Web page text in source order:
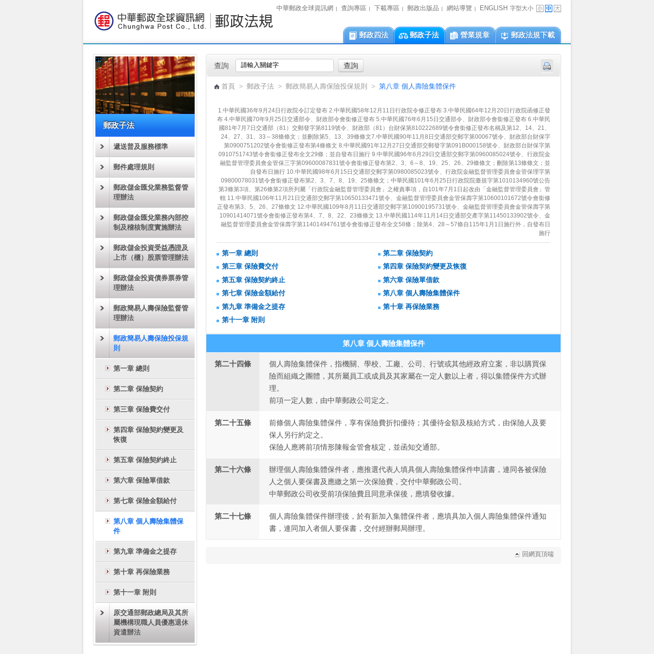
跳到主要內容區塊 中華郵政全球資訊網 | 查詢專區 | 下載專區 | 郵政出版品 | 網站導覽 | ENGLISH 字型大小
郵政四法 郵政子法 營業規章 郵政法規下載
:::
郵政子法
遞送普及服務標準
郵件處理規則
郵政儲金匯兌業務監督管
理辦法
郵政儲金匯兌業務內部控
制及稽核制度實施辦法
郵政儲金投資受益憑證及
上市（櫃）股票管理辦法
郵政儲金投資債券票券管
理辦法
郵政簡易人壽保險監督管
理辦法
郵政簡易人壽保險投保規
則
第一章 總則
第二章 保險契約
第三章 保險費交付
第四章 保險契約變更及
恢復
第五章 保險契約終止
第六章 保險單借款
第七章 保險金額給付
第八章 個人壽險集體保
件
第九章 準備金之提存
第十章 再保險業務
第十一章 附則
原交通部郵政總局及其所
屬機構現職人員優惠退休
資遣辦法
查詢
首頁 > 郵政子法 > 郵政簡易人壽保險投保規則 > 第八章 個人壽險集體保件
1.中華民國36年9月24日行政院令訂定發布 2.中華民國58年12月11日行政院令修正發布 3.中華民國64年12月20日行政院函修正發
布 4.中華民國70年9月25日交通部令、財政部令會銜修正發布 5.中華民國76年6月15日交通部令、財政部令會銜修正發布 6.中華民
國81年7月7日交通部（81）交郵發字第8119號令、財政部（81）台財保第810222689號令會銜修正發布名稱及第12、14、21、
24、27、31、33～38條條文；並刪除第5、13、39條條文7.中華民國90年11月8日交通部交郵字第00067號令、財政部台財保字
第0900751202號令會銜修正發布第4條條文 8.中華民國91年12月27日交通部交郵發字第091B000158號令、財政部台財保字第
0910751743號令會銜修正發布全文29條；並自發布日施行 9.中華民國96年6月29日交通部交郵字第0960085024號令、行政院金
融監督管理委員會金管保三字第09600087831號令會銜修正發布第2、3、6～8、19、25、26、29條條文；刪除第13條條文；並
自發布日施行 10.中華民國98年6月15日交通部交郵字第0980085023號令、行政院金融監督管理委員會金管保理字第
09800078031號令會銜修正發布第2、3、7、8、19、25條條文；中華民國101年6月25日行政院院臺規字第1010134960號公告
第3條第3項、第26條第2項所列屬「行政院金融監督管理委員會」之權責事項，自101年7月1日起改由「金融監督管理委員會」管
轄 11.中華民國106年11月21日交通部交郵字第10650133471號令、金融監督管理委員會金管保壽字第10600101672號令會銜修
正發布第3、5、26、27條條文 12.中華民國109年8月11日交通部交郵字第10900195731號令、金融監督管理委員會金管保壽字第
10901414071號令會銜修正發布第4、7、8、22、23條條文 13.中華民國114年11月14日交通部交產字第11450133902號令、金
融監督管理委員會金管保壽字第11401494761號令會銜修正發布全文58條；除第4、28～57條自115年1月1日施行外，自發布日
施行
第一章 總則
第二章 保險契約
第三章 保險費交付
第四章 保險契約變更及恢復
第五章 保險契約終止
第六章 保險單借款
第七章 保險金額給付
第八章 個人壽險集體保件
第九章 準備金之提存
第十章 再保險業務
第十一章 附則
第八章 個人壽險集體保件
第二十四條
個人壽險集體保件，指機關、學校、工廠、公司、行號或其他經政府立案，非以購買保
險而組織之團體，其所屬員工或成員及其家屬在一定人數以上者，得以集體保件方式辦
理。
前項一定人數，由中華郵政公司定之。
第二十五條
前條個人壽險集體保件，享有保險費折扣優待；其優待金額及核給方式，由保險人及要
保人另行約定之。
保險人應將前項情形陳報金管會核定，並函知交通部。
第二十六條
辦理個人壽險集體保件者，應推選代表人填具個人壽險集體保件申請書，連同各被保險
人之個人要保書及應繳之第一次保險費，交付中華郵政公司。
中華郵政公司收受前項保險費且同意承保後，應填發收據。
第二十七條
個人壽險集體保件辦理後，於有新加入集體保件者，應填具加入個人壽險集體保件通知
書，連同加入者個人要保書，交付經辦郵局辦理。
回網頁頂端